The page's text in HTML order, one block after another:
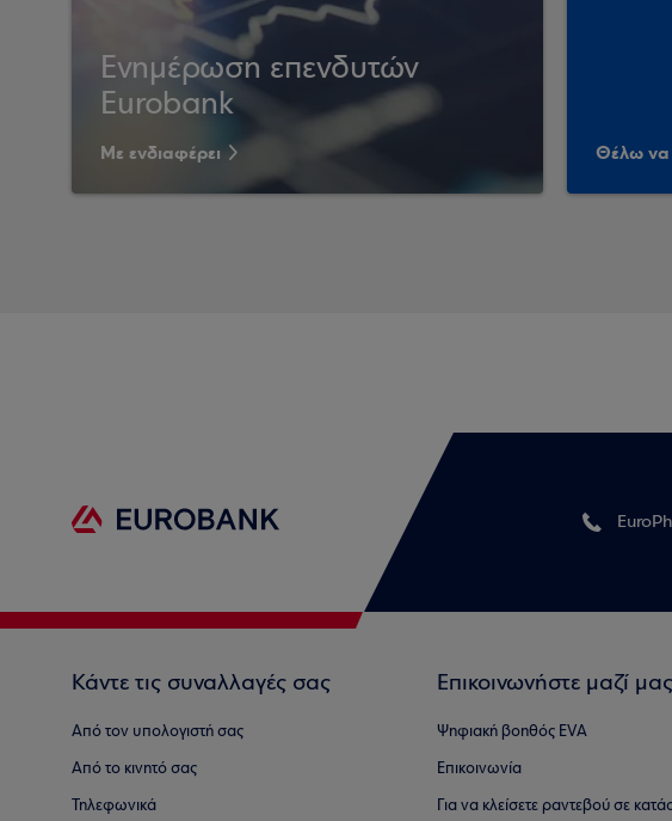
Ενημέρωση επενδυτών
Eurobank
Με ενδιαφέρει Θέλω
Κάντε τις συναλλαγές σας
Από τον υπολογιστή σας
Από το κινητό σας
Τηλεφωνικά
Επικοινωνήστε μαζί μας
Ψηφιακή βοηθός EVA
Επικοινωνία
Για να κλείσετε ραντεβού σε